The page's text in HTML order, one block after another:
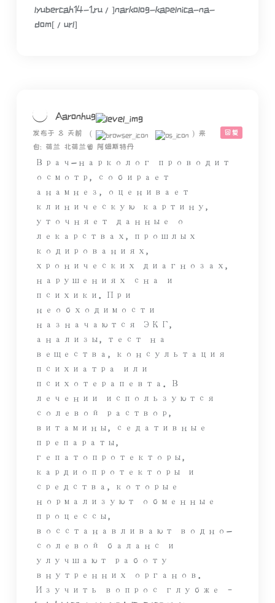
lyubercah14-1.ru/]narkolog-kapelnica-na-
dom[/url]
Aaronhug
回复
发布于 8 天前 ( ) 来
自: 荷兰 北荷兰省 阿姆斯特丹
Врач-нарколог проводит
осмотр, собирает
анамнез, оценивает
клиническую картину,
уточняет данные о
лекарствах, прошлых
кодированиях,
хронических диагнозах,
нарушениях сна и
психики. При
необходимости
назначаются ЭКГ,
анализы, тест на
вещества, консультация
психиатра или
психотерапевта. В
лечении используются
солевой раствор,
витамины, седативные
препараты,
гепатопротекторы,
кардиопротекторы и
средства, которые
нормализуют обменные
процессы,
восстанавливают водно-
солевой баланс и
улучшают работу
внутренних органов.
Изучить вопрос глубже –